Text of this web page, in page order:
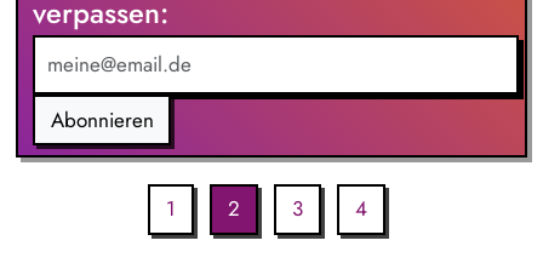
können – unter Berücksichtigung von CO₂-Kosten, neuen
regulatorischen Anforderungen und einer passenden
Preisgestaltung.
verpassen:
Abonnieren
1 2 3 4